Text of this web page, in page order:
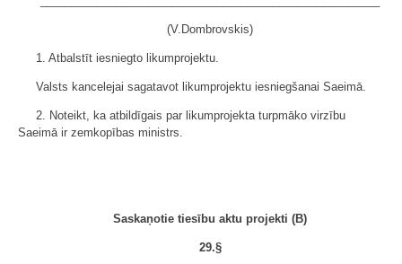
(V.Dombrovskis)
1. Atbalstīt iesniegto likumprojektu.
Valsts kancelejai sagatavot likumprojektu iesniegšanai Saeimā.
2. Noteikt, ka atbildīgais par likumprojekta turpmāko virzību
Saeimā ir zemkopības ministrs.
Saskaņotie tiesību aktu projekti (B)
29.§